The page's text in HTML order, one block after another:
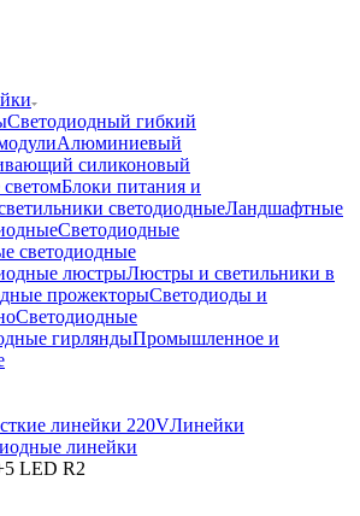
Светодиодный гибкий
Алюминиевый
силиконовый
Блоки питания и
светодиодныеЛандшафтные
Светодиодные
светодиодные
люстрыЛюстры и светильники в
прожекторыСветодиоды и
Светодиодные
гирляндыПромышленное и
линейки 220VЛинейки
линейки
LED R2